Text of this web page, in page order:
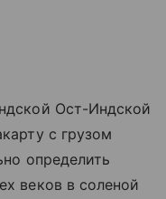
Ост-Индской
с грузом
определить
веков в соленой